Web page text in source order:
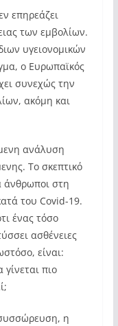
επηρεάζει
των εμβολίων.
υγειονομικών
ο Ευρωπαϊκός
συνεχώς την
ακόμη και
ανάλυση
Το σκεπτικό
άνθρωποι στη
του Covid-19.
ένας τόσο
ασθένειες
είναι:
πιο
συσσώρευση, η